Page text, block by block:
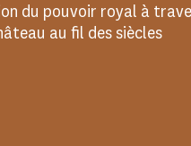
du pouvoir royal à
au fil des siècles